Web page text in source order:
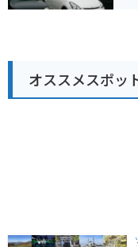
訪
ま
い
場所とし
辺
す。 地元の名産品としては、群馬県産のブランド米「雪
オススメスポッ